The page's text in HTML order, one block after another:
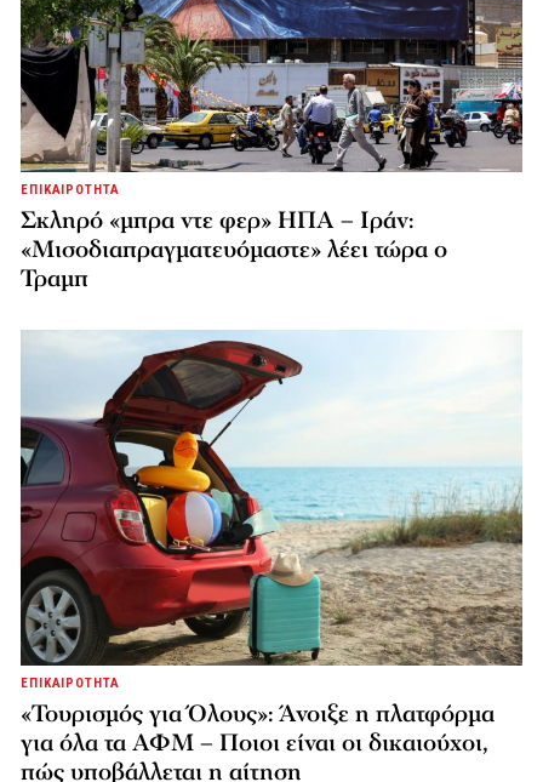
ΕΠΙΚΑΙΡΟΤΗΤΑ
Σκληρό «μπρα ντε φερ» ΗΠΑ – Ιράν:
«Μισοδιαπραγματευόμαστε» λέει τώρα ο
Τραμπ
ΕΠΙΚΑΙΡΟΤΗΤΑ
«Τουρισμός για Όλους»: Άνοιξε η πλατφόρμα
για όλα τα ΑΦΜ – Ποιοι είναι οι δικαιούχοι,
πώς υποβάλλεται η αίτηση